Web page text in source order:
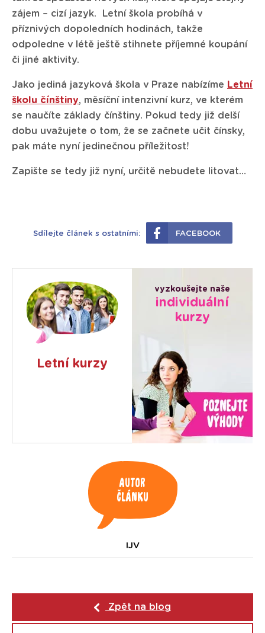
zájem – cizí jazyk. Letní škola probíhá v
příznivých dopoledních hodinách, takže
odpoledne v létě ještě stihnete příjemné koupání
či jiné aktivity.
Jako jediná jazyková škola v Praze nabízíme Letní
školu čínštiny, měsíční intenzivní kurz, ve kterém
se naučíte základy čínštiny. Pokud tedy již delší
dobu uvažujete o tom, že se začnete učit čínsky,
pak máte nyní jedinečnou příležitost!
Zapište se tedy již nyní, určitě nebudete litovat…
Sdílejte článek s ostatními: FACEBOOK
Letní kurzy
vyzkoušejte naše
individuální
kurzy
Autor
článku
IJV
Zpět na blog